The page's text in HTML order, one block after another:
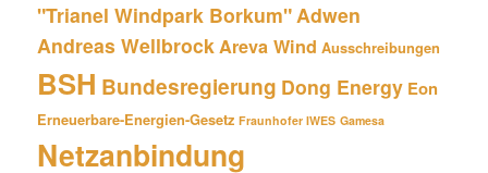
"Trianel Windpark Borkum"Adwen
Andreas WellbrockAreva Wind Ausschreibungen
BSH Bundesregierung Dong Energy Eon
Erneuerbare-Energien-Gesetz Fraunhofer IWES Gamesa
Netzanbindung